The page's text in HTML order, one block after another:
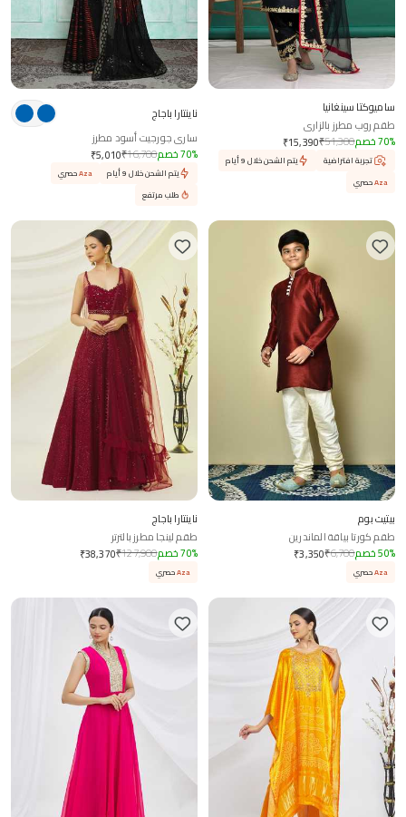
ساميوكتا سينغانيا
طقم روب مطرز بالزاري
₹15,390₹51,300 70% خصم
تجربة افتراضية
يتم الشحن خلال 9 أيام
Azaحصري
ناينتارا باجاج
ساري جورجيت أسود مطرز
₹5,010₹16,700 70% خصم
يتم الشحن خلال 9 أيام Azaحصري
طلب مرتفع
بيتيت بوم
طقم كورتا بياقة الماندرين
₹3,350₹6,700 50% خصم
Azaحصري
ناينتارا باجاج
طقم لينجا مطرز بالترتر
₹38,370₹127,900 70% خصم
Azaحصري